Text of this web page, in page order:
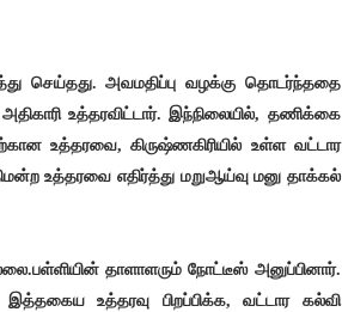
செய்தது. அவமதிப்பு வழக்கு தொடர்ந்ததை
உத்தரவிட்டார். இந்நிலையில், தணிக்கை
உத்தரவை, கிருஷ்ணகிரியில் உள்ள வட்டார
உத்தரவை எதிர்த்து மறுஆய்வு மனு தாக்கல்
தாளாளரும் நோட்டீஸ் அனுப்பினார்.
இத்தகைய உத்தரவு பிறப்பிக்க, வட்டார கல்வி